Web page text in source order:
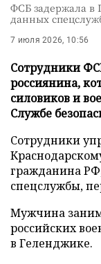
ФСБ задержала в
данных
7 июля 2026, 10:56
Сотрудники
россиянина,
силовиков и
Службе
Сотрудники
гражданина
спецслужбы,
Мужчина
российских
в Геленджике.